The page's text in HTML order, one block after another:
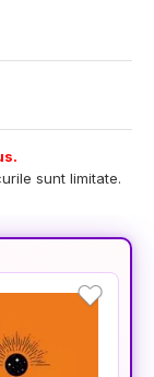
sunt limitate.